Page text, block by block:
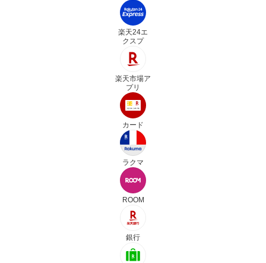
楽天24エ
クスプ
楽天市場ア
プリ
カード
ラクマ
ROOM
銀行